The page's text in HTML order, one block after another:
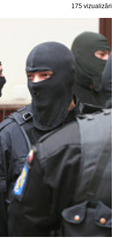
175 vizualizări